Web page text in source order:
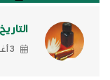
3 أغسطس, 2026